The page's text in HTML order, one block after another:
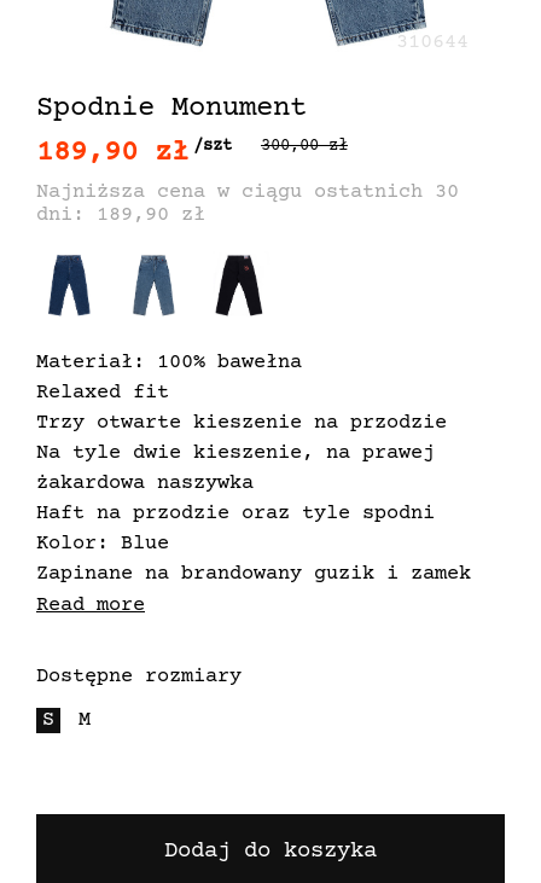
Spodnie Monument
310644
189,90 zł /szt 300,00 zł
Najniższa cena w ciągu ostatnich 30
dni: 189,90 zł
Materiał: 100% bawełna
Relaxed fit
Trzy otwarte kieszenie na przodzie
Na tyle dwie kieszenie, na prawej
żakardowa naszywka
Haft na przodzie oraz tyle spodni
Kolor: Blue
Zapinane na brandowany guzik i zamek
błyskawiczny
Nasze unikalne metki spełniają dwie
funkcje - godnie sygnują produkty
Mercur, ale dzięki zastosowanej
papierze nasiona już po 48h w wodzie
zaczynają kiełkować by zaraz potem móc
Read more
Dostępne rozmiary
S
M
Dodaj do koszyka